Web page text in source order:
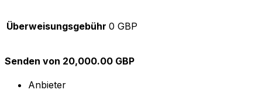
Überweisungsgebühr 0 GBP
Senden von 20,000.00 GBP
Anbieter